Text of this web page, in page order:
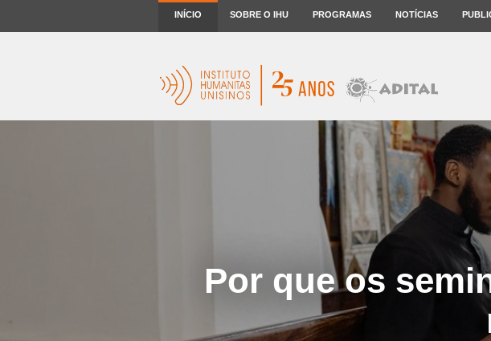
INÍCIO SOBRE O IHU PROGRAMAS NOTÍCIAS
Por que os